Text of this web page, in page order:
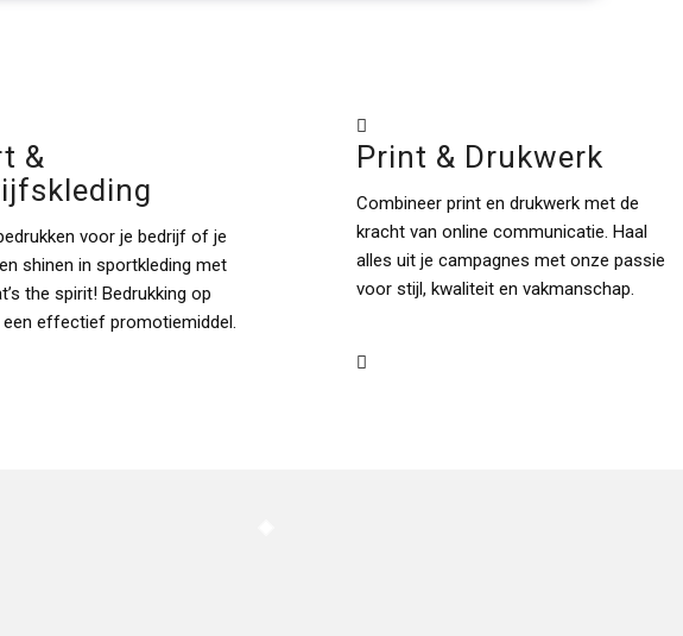
&
voor je bedrijf of je
shinen in sportkleding met
the spirit! Bedrukking op
effectief promotiemiddel.
Print & Drukwerk
Combineer print en drukwerk met de
kracht van online communicatie. Haal
alles uit je campagnes met onze passie
voor stijl, kwaliteit en vakmanschap.